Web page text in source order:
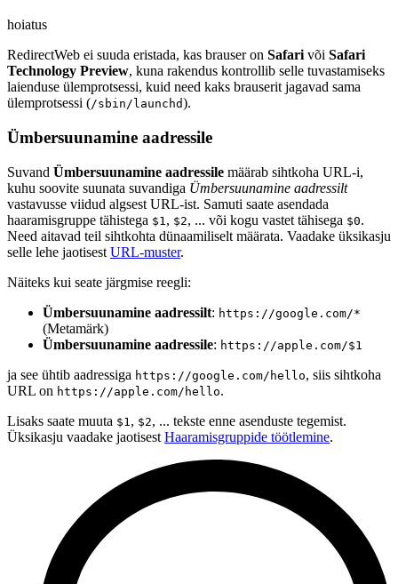
hoiatus
RedirectWeb ei suuda eristada, kas brauser on Safari või Safari
Technology Preview, kuna rakendus kontrollib selle tuvastamiseks
laienduse ülemprotsessi, kuid need kaks brauserit jagavad sama
ülemprotsessi (/sbin/launchd).
Ümbersuunamine aadressile
Suvand Ümbersuunamine aadressile määrab sihtkoha URL-i,
kuhu soovite suunata suvandiga Ümbersuunamine aadressilt
vastavusse viidud algsest URL-ist. Samuti saate asendada
haaramisgruppe tähistega $1 , $2, ... või kogu vastet tähisega $0.
Need aitavad teil sihtkohta dünaamiliselt määrata. Vaadake üksikasju
selle lehe jaotisest URL-muster.
Näiteks kui seate järgmise reegli:
Ümbersuunamine aadressilt: https://google.com/*
(Metamärk)
Ümbersuunamine aadressile: https://apple.com/$1
ja see ühtib aadressiga https://google.com/hello, siis sihtkoha
URL on https://apple.com/hello.
Lisaks saate muuta $1 , $2, ... tekste enne asenduste tegemist.
Üksikasju vaadake jaotisest Haaramisgruppide töötlemine.